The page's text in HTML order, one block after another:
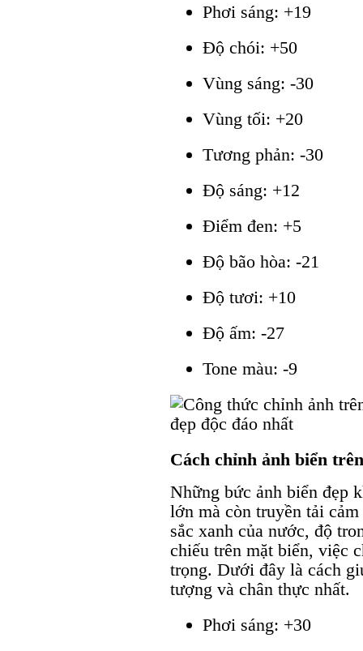
Phơi sáng: +19
Độ chói: +50
Vùng sáng: -30
Vùng tối: +20
Tương phản: -30
Độ sáng: +12
Điểm đen: +5
Độ bão hòa: -21
Độ tươi: +10
Độ ấm: -27
Tone màu: -9
Cách chỉnh ảnh biển
Những bức ảnh biển đẹp
lớn mà còn truyền tải
sắc xanh của nước, độ
chiếu trên mặt biển, việc
trọng. Dưới đây là cách
tượng và chân thực nhất.
Phơi sáng: +30